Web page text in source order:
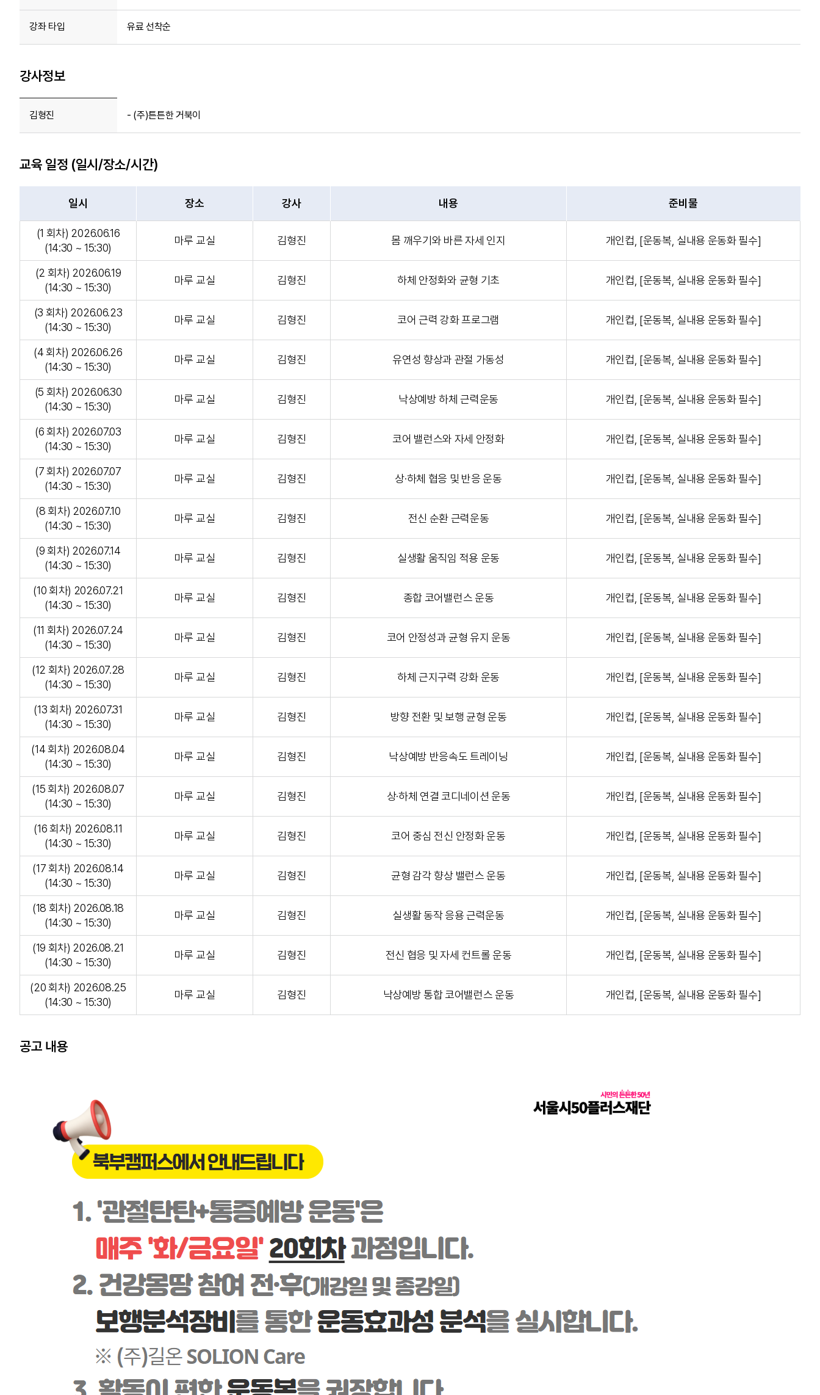
강좌 타입 유료 선착순
강사정보
김형진 - (주)튼튼한 거북이
교육 일정 (일시/장소/시간)
일시 장소 강사 내용 준비물
(1 회차) 2026.06.16
(14:30 ~ 15:30)
마루 교실 김형진 몸 깨우기와 바른 자세 인지 개인컵, [운동복, 실내용 운동화 필수]
(2 회차) 2026.06.19
(14:30 ~ 15:30)
마루 교실 김형진 하체 안정화와 균형 기초 개인컵, [운동복, 실내용 운동화 필수]
(3 회차) 2026.06.23
(14:30 ~ 15:30)
마루 교실 김형진 코어 근력 강화 프로그램 개인컵, [운동복, 실내용 운동화 필수]
(4 회차) 2026.06.26
(14:30 ~ 15:30)
마루 교실 김형진 유연성 향상과 관절 가동성 개인컵, [운동복, 실내용 운동화 필수]
(5 회차) 2026.06.30
(14:30 ~ 15:30)
마루 교실 김형진 낙상예방 하체 근력운동 개인컵, [운동복, 실내용 운동화 필수]
(6 회차) 2026.07.03
(14:30 ~ 15:30)
마루 교실 김형진 코어 밸런스와 자세 안정화 개인컵, [운동복, 실내용 운동화 필수]
(7 회차) 2026.07.07
(14:30 ~ 15:30)
마루 교실 김형진 상·하체 협응 및 반응 운동 개인컵, [운동복, 실내용 운동화 필수]
(8 회차) 2026.07.10
(14:30 ~ 15:30)
마루 교실 김형진 전신 순환 근력운동 개인컵, [운동복, 실내용 운동화 필수]
(9 회차) 2026.07.14
(14:30 ~ 15:30)
마루 교실 김형진 실생활 움직임 적용 운동 개인컵, [운동복, 실내용 운동화 필수]
(10 회차) 2026.07.21
(14:30 ~ 15:30)
마루 교실 김형진 종합 코어밸런스 운동 개인컵, [운동복, 실내용 운동화 필수]
(11 회차) 2026.07.24
(14:30 ~ 15:30)
마루 교실 김형진 코어 안정성과 균형 유지 운동 개인컵, [운동복, 실내용 운동화 필수]
(12 회차) 2026.07.28
(14:30 ~ 15:30)
마루 교실 김형진 하체 근지구력 강화 운동 개인컵, [운동복, 실내용 운동화 필수]
(13 회차) 2026.07.31
(14:30 ~ 15:30)
마루 교실 김형진 방향 전환 및 보행 균형 운동 개인컵, [운동복, 실내용 운동화 필수]
(14 회차) 2026.08.04
(14:30 ~ 15:30)
마루 교실 김형진 낙상예방 반응속도 트레이닝 개인컵, [운동복, 실내용 운동화 필수]
(15 회차) 2026.08.07
(14:30 ~ 15:30)
마루 교실 김형진 상·하체 연결 코디네이션 운동 개인컵, [운동복, 실내용 운동화 필수]
(16 회차) 2026.08.11
(14:30 ~ 15:30)
마루 교실 김형진 코어 중심 전신 안정화 운동 개인컵, [운동복, 실내용 운동화 필수]
(17 회차) 2026.08.14
(14:30 ~ 15:30)
마루 교실 김형진 균형 감각 향상 밸런스 운동 개인컵, [운동복, 실내용 운동화 필수]
(18 회차) 2026.08.18
(14:30 ~ 15:30)
마루 교실 김형진 실생활 동작 응용 근력운동 개인컵, [운동복, 실내용 운동화 필수]
(19 회차) 2026.08.21
(14:30 ~ 15:30)
마루 교실 김형진 전신 협응 및 자세 컨트롤 운동 개인컵, [운동복, 실내용 운동화 필수]
(20 회차) 2026.08.25
(14:30 ~ 15:30)
마루 교실 김형진 낙상예방 통합 코어밸런스 운동 개인컵, [운동복, 실내용 운동화 필수]
공고 내용